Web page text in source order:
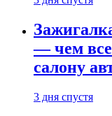
— чем все
салону
3 дня спустя